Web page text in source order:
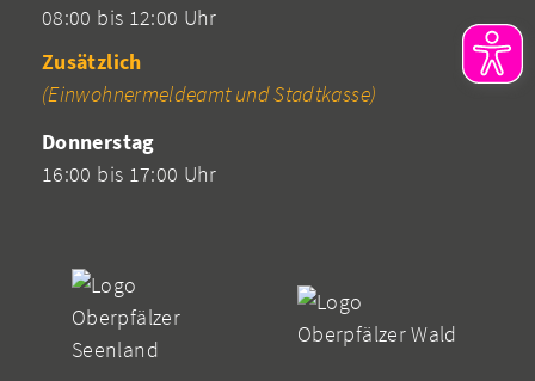
08:00 bis 12:00 Uhr
Zusätzlich
(Einwohnermeldeamt und Stadtkasse)
Donnerstag
16:00 bis 17:00 Uhr